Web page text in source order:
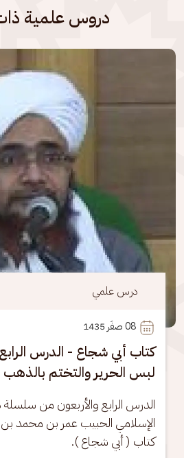
دروس علمية
الصورة
درس علمي
08
كتاب أبي شجاع - الدرس
لبس الحرير والتختم بالذهب
الدرس الرابع والأربعون من سلسلة
الإسلامي الحبيب عمر بن محمد
كتاب ( أبي شجاع ).